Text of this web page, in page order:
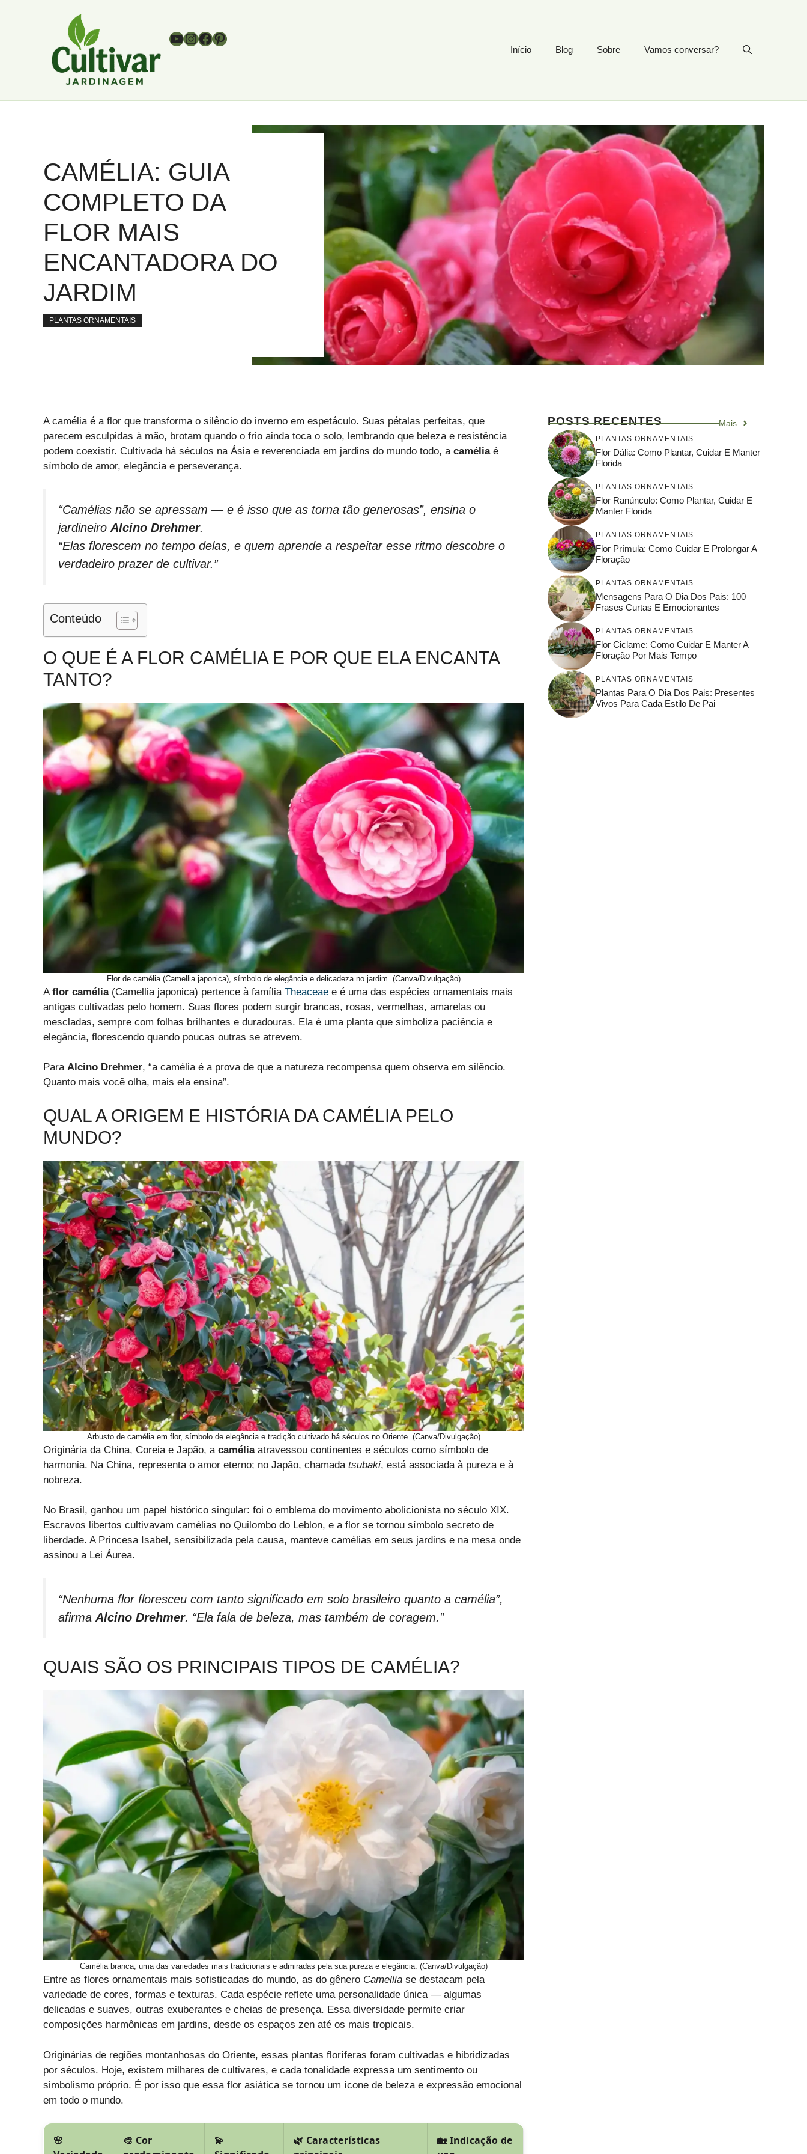
Youtube
Instagram
Facebook
Pinterest
Início Blog Sobre Vamos conversar?
CAMÉLIA: GUIA
COMPLETO DA
FLOR MAIS
ENCANTADORA DO
JARDIM
PLANTAS ORNAMENTAIS
A camélia é a flor que transforma o silêncio do inverno em espetáculo. Suas pétalas perfeitas, que
parecem esculpidas à mão, brotam quando o frio ainda toca o solo, lembrando que beleza e resistência
podem coexistir. Cultivada há séculos na Ásia e reverenciada em jardins do mundo todo, a caméliaé
símbolo de amor, elegância e perseverança.
“Camélias não se apressam — e é isso que as torna tão generosas”, ensina o
jardineiro Alcino Drehmer.
“Elas florescem no tempo delas, e quem aprende a respeitar esse ritmo descobre o
verdadeiro prazer de cultivar.”
Conteúdo
O QUE É A FLOR CAMÉLIA E POR QUE ELA ENCANTA
TANTO?
Flor de camélia (Camellia japonica), símbolo de elegância e delicadeza no jardim. (Canva/Divulgação)
Aflor camélia(Camellia japonica) pertence à família Theaceae e é uma das espécies ornamentais mais
antigas cultivadas pelo homem. Suas flores podem surgir brancas, rosas, vermelhas, amarelas ou
mescladas, sempre com folhas brilhantes e duradouras. Ela é uma planta que simboliza paciência e
elegância, florescendo quando poucas outras se atrevem.
Para Alcino Drehmer, “a camélia é a prova de que a natureza recompensa quem observa em silêncio.
Quanto mais você olha, mais ela ensina”.
QUAL A ORIGEM E HISTÓRIA DA CAMÉLIA PELO
MUNDO?
Arbusto de camélia em flor, símbolo de elegância e tradição cultivado há séculos no Oriente. (Canva/Divulgação)
Originária da China, Coreia e Japão, a caméliaatravessou continentes e séculos como símbolo de
harmonia. Na China, representa o amor eterno; no Japão, chamada tsubaki, está associada à pureza e à
nobreza.
No Brasil, ganhou um papel histórico singular: foi o emblema do movimento abolicionista no século XIX.
Escravos libertos cultivavam camélias no Quilombo do Leblon, e a flor se tornou símbolo secreto de
liberdade. A Princesa Isabel, sensibilizada pela causa, manteve camélias em seus jardins e na mesa onde
assinou a Lei Áurea.
“Nenhuma flor floresceu com tanto significado em solo brasileiro quanto a camélia”,
afirma Alcino Drehmer. “Ela fala de beleza, mas também de coragem.”
QUAIS SÃO OS PRINCIPAIS TIPOS DE CAMÉLIA?
Camélia branca, uma das variedades mais tradicionais e admiradas pela sua pureza e elegância. (Canva/Divulgação)
Entre as flores ornamentais mais sofisticadas do mundo, as do gênero Camellia se destacam pela
variedade de cores, formas e texturas. Cada espécie reflete uma personalidade única — algumas
delicadas e suaves, outras exuberantes e cheias de presença. Essa diversidade permite criar
composições harmônicas em jardins, desde os espaços zen até os mais tropicais.
Originárias de regiões montanhosas do Oriente, essas plantas floríferas foram cultivadas e hibridizadas
por séculos. Hoje, existem milhares de cultivares, e cada tonalidade expressa um sentimento ou
simbolismo próprio. É por isso que essa flor asiática se tornou um ícone de beleza e expressão emocional
em todo o mundo.
🌸
🎨 Cor
💫
🌿 Características
🏡 Indicação de
POSTS RECENTES Mais
PLANTAS ORNAMENTAIS
Flor Dália: Como Plantar, Cuidar E Manter
Florida
PLANTAS ORNAMENTAIS
Flor Ranúnculo: Como Plantar, Cuidar E
Manter Florida
PLANTAS ORNAMENTAIS
Flor Prímula: Como Cuidar E Prolongar A
Floração
PLANTAS ORNAMENTAIS
Mensagens Para O Dia Dos Pais: 100
Frases Curtas E Emocionantes
PLANTAS ORNAMENTAIS
Flor Ciclame: Como Cuidar E Manter A
Floração Por Mais Tempo
PLANTAS ORNAMENTAIS
Plantas Para O Dia Dos Pais: Presentes
Vivos Para Cada Estilo De Pai